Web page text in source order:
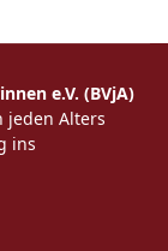
e.V. (BVjA)
jeden Alters
ins